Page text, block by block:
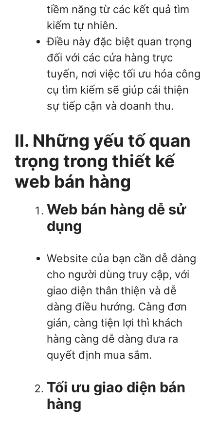
tiềm năng từ các kết quả tìm
kiếm tự nhiên.
Điều này đặc biệt quan trọng
đối với các cửa hàng trực
tuyến, nơi việc tối ưu hóa công
cụ tìm kiếm sẽ giúp cải thiện
sự tiếp cận và doanh thu.
II. Những yếu tố quan
trọng trong thiết kế
web bán hàng
Web bán hàng dễ sử
dụng
Website của bạn cần dễ dàng
cho người dùng truy cập, với
giao diện thân thiện và dễ
dàng điều hướng. Càng đơn
giản, càng tiện lợi thì khách
hàng càng dễ dàng đưa ra
quyết định mua sắm.
Tối ưu giao diện bán
hàng